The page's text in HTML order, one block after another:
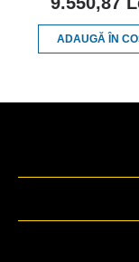
ADAUGĂ ÎN